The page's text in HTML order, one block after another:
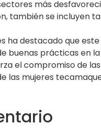
más
también se incluyen
ha destacado que
buenas prácticas en
el compromiso de
las mujeres